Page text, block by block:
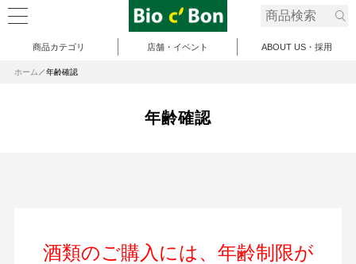
商品カテゴリ 店舗・イベント ABOUT US・採用
ホーム 年齢確認
年齢確認
酒類のご購入には、年齢制限が